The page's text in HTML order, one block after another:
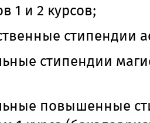
1 и 2 курсов;
стипендии
стипендии
повышенные